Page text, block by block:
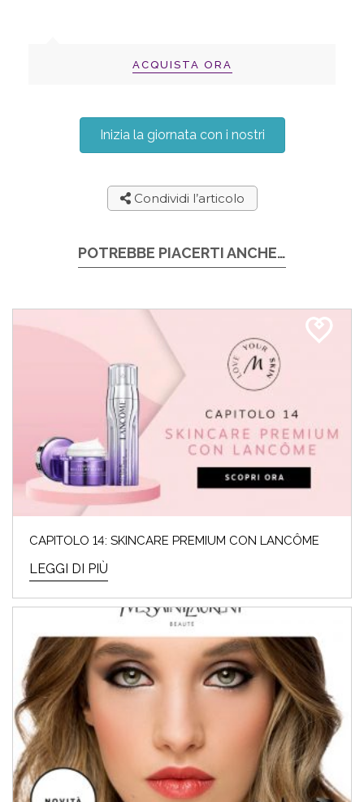
ACQUISTA ORA
Inizia la giornata con i nostri
Condividi l’articolo
POTREBBE PIACERTI ANCHE…
CAPITOLO 14: SKINCARE PREMIUM CON LANCÔME
LEGGI DI PIÙ